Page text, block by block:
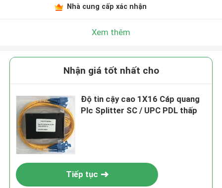
Nhà cung cấp xác nhận
Xem thêm
Nhận giá tốt nhất cho
Độ tin cậy cao 1X16 Cáp quang
Plc Splitter SC / UPC PDL thấp
Tiếp tục